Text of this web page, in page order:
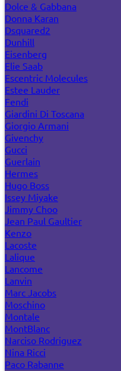
Dolce & Gabbana
Donna Karan
Dsquared2
Dunhill
Eisenberg
Elie Saab
Escentric Molecules
Estee Lauder
Fendi
Giardini Di Toscana
Giorgio Armani
Givenchy
Gucci
Guerlain
Hermes
Hugo Boss
Issey Miyake
Jimmy Choo
Jean Paul Gaultier
Kenzo
Lacoste
Lalique
Lancome
Lanvin
Marc Jacobs
Moschino
Montale
MontBlanc
Narciso Rodriguez
Nina Ricci
Paco Rabanne